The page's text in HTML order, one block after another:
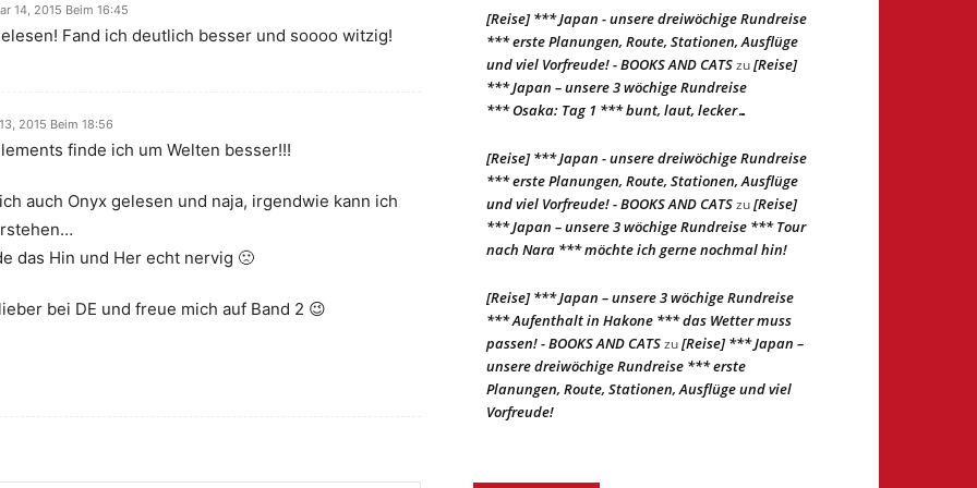
14, 2015 Beim 16:45
Fand ich deutlich besser und soooo witzig!
2015 Beim 18:56
finde ich um Welten besser!!!
auch Onyx gelesen und naja, irgendwie kann ich
das Hin und Her echt nervig 🙁
bei DE und freue mich auf Band 2 😉
[Reise] *** Japan - unsere dreiwöchige Rundreise
*** erste Planungen, Route, Stationen, Ausflüge
und viel Vorfreude! - BOOKS AND CATSzu[Reise]
*** Japan – unsere 3 wöchige Rundreise
*** Osaka: Tag 1 *** bunt, laut, lecker…
[Reise] *** Japan - unsere dreiwöchige Rundreise
*** erste Planungen, Route, Stationen, Ausflüge
und viel Vorfreude! - BOOKS AND CATSzu[Reise]
*** Japan – unsere 3 wöchige Rundreise *** Tour
nach Nara *** möchte ich gerne nochmal hin!
[Reise] *** Japan – unsere 3 wöchige Rundreise
*** Aufenthalt in Hakone *** das Wetter muss
passen! - BOOKS AND CATSzu[Reise] *** Japan –
unsere dreiwöchige Rundreise *** erste
Planungen, Route, Stationen, Ausflüge und viel
Vorfreude!